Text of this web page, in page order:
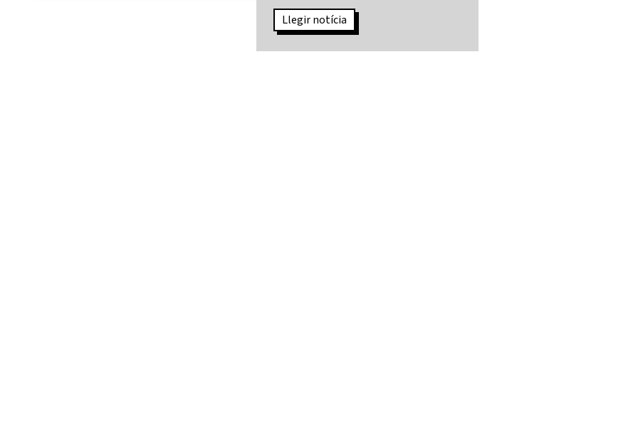
Llegir notícia